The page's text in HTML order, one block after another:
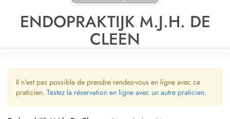
ENDOPRAKTIJK M.J.H. DE
CLEEN
Il n’est pas possible de prendre rendez-vous en ligne avec ce
praticien. Testez la réservation en ligne avec un autre praticien.